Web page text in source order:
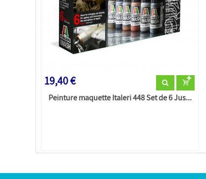
19,40 €
Peinture maquette Italeri 448 Set de 6 Jus...